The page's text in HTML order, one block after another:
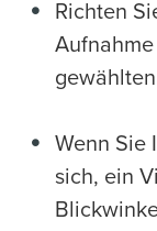
Richten
Wenn Sie
sich, ein